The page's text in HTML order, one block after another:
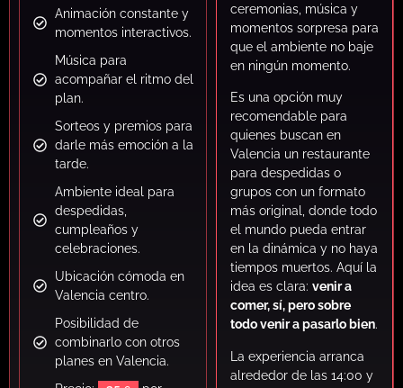
Animación constante y
momentos interactivos.
Música para
acompañar el ritmo del
plan.
Sorteos y premios para
darle más emoción a la
tarde.
Ambiente ideal para
despedidas,
cumpleaños y
celebraciones.
Ubicación cómoda en
Valencia centro.
Posibilidad de
combinarlo con otros
planes en Valencia.
ceremonias, música y
momentos sorpresa para
que el ambiente no baje
en ningún momento.
Es una opción muy
recomendable para
quienes buscan en
Valencia un restaurante
para despedidas o
grupos con un formato
más original, donde todo
el mundo pueda entrar
en la dinámica y no haya
tiempos muertos. Aquí la
idea es clara: venir a
comer, sí, pero sobre
todo venir a pasarlo bien.
La experiencia arranca
alrededor de las 14:00 y